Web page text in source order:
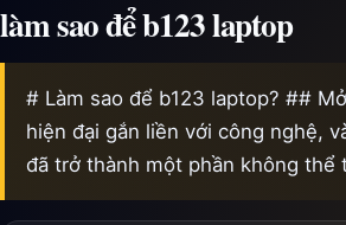
làm sao để b123 laptop
# Làm sao để b123 laptop? ##
hiện đại gắn liền với công nghệ,
đã trở thành một phần không thể